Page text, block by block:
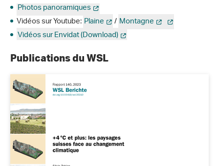
Photos panoramiques
Vidéos sur Youtube:Plaine /Montagne
Vidéos sur Envidat (Download)
Publications du WSL